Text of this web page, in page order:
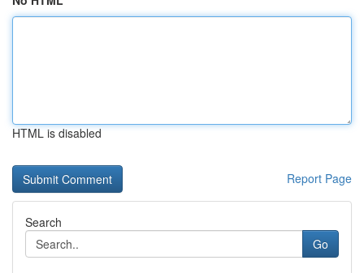
HTML is disabled
Report Page
Search
Go